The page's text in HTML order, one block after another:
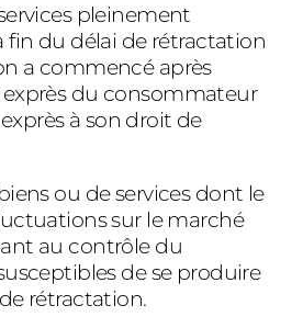
pleinement
fin du délai de rétractation
a commencé après
du consommateur
à son droit de
ou de services dont le
sur le marché
au contrôle du
de se produire
rétractation.